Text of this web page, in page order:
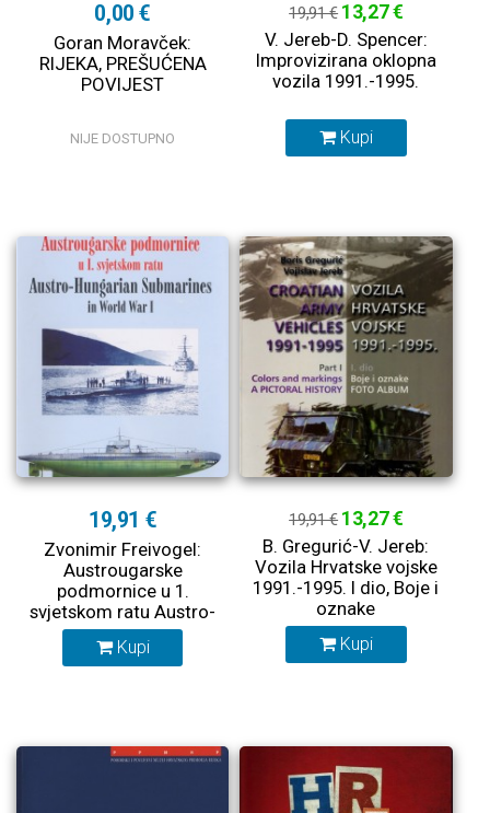
0,00 €
Goran Moravček:
RIJEKA, PREŠUĆENA
POVIJEST
NIJE DOSTUPNO
19,91 € 13,27 €
V. Jereb-D. Spencer:
Improvizirana oklopna
vozila 1991.-1995.
Kupi
19,91 €
Zvonimir Freivogel:
Austrougarske
podmornice u 1.
svjetskom ratu Austro-
Hungarian Submarines
in World War I
Kupi
19,91 € 13,27 €
B. Gregurić-V. Jereb:
Vozila Hrvatske vojske
1991.-1995. I dio, Boje i
oznake
Kupi